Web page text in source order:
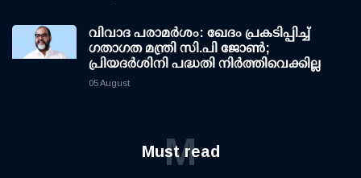
വിവാദ പരാമര്‍ശം: ഖേദം പ്രകടിപ്പിച്ച്
ഗതാഗത മന്ത്രി സി.പി ജോണ്‍;
പ്രിയദര്‍ശിനി പദ്ധതി നിര്‍ത്തിവെക്കില്ല
05 August
Must read
M